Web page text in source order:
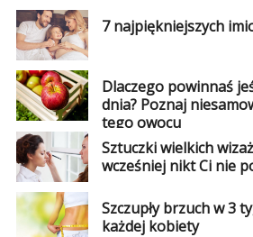
7 najpiękniejszych
Dlaczego powinnaś
dnia? Poznaj
tego owocu
Sztuczki wielkich
wcześniej nikt Ci nie
Szczupły brzuch w 3
każdej kobiety